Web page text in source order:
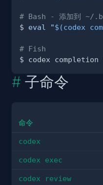
# Bash - 添加到 ~/
$ eval "$(codex
# Fish
$ codex
子命令
命令
codex
codex exec
codex review